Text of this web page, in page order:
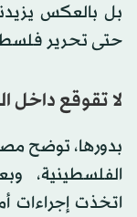
بل بالعكس
حتى تحرير
لا تقوقع داخل
بدورها، توضح
الفلسطينية،
اتخذت إجراءات